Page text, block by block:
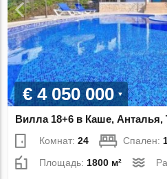
€ 4 050 000
Вилла 18+6 в Каше, Анталья,
Комнат:24 Спален:
Площадь: 1800 м²